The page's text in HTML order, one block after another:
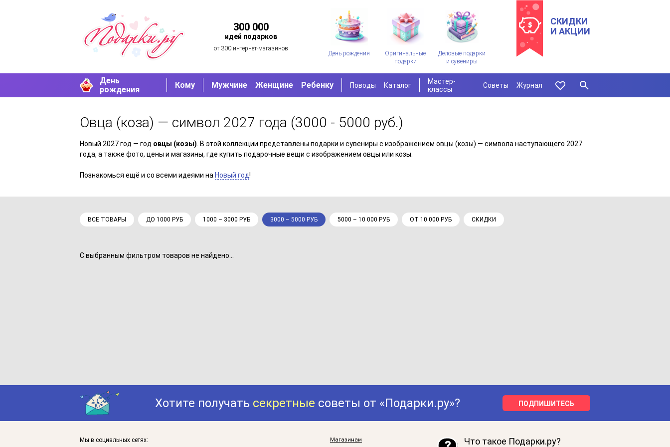
300 000
идей подарков
от 300 интернет-магазинов
День рождения
Оригинальные
подарки
Деловые подарки
и сувениры
СКИДКИ
И АКЦИИ
День
рождения
Кому Мужчине Женщине Ребенку Поводы Каталог
Мастер-
классы
Советы Журнал
Овца (коза) — символ 2027 года (3000 - 5000 руб.)
Новый 2027 год — год овцы (козы). В этой коллекции представлены подарки и сувениры с изображением овцы (козы) — символа наступающего 2027
года, а также фото, цены и магазины, где купить подарочные вещи с изображением овцы или козы.
Познакомься ещё и со всеми идеями на Новый год!
ВСЕ ТОВАРЫ ДО 1000 РУБ 1000 – 3000 РУБ 3000 – 5000 РУБ 5000 – 10 000 РУБ ОТ 10 000 РУБ СКИДКИ
С выбранным фильтром товаров не найдено...
Хотите получать секретные советы от «Подарки.ру»? ПОДПИШИТЕСЬ
Мы в социальных сетях: Магазинам Что такое Подарки.ру?